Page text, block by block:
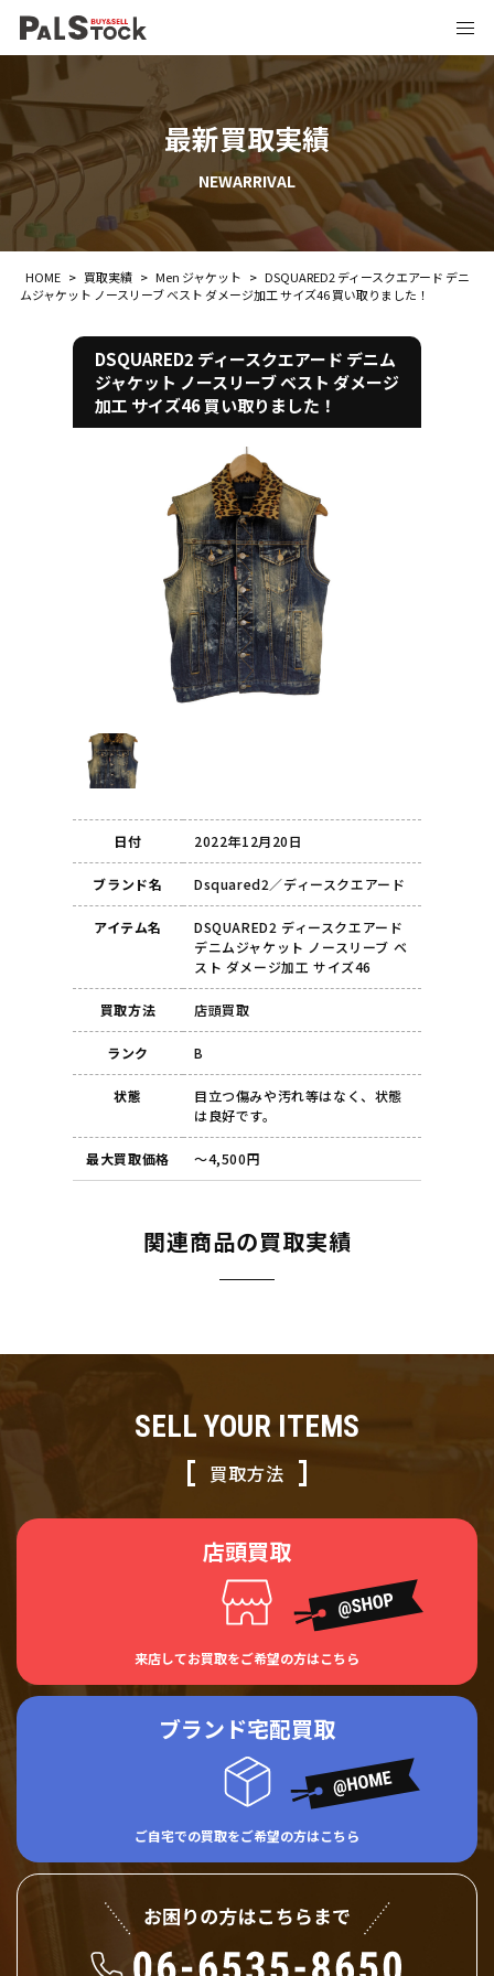
最新買取実績
NEWARRIVAL
HOME > 買取実績 > Men ジャケット > DSQUARED2 ディースクエアード デニ
ムジャケット ノースリーブ ベスト ダメージ加工 サイズ46 買い取りました！
DSQUARED2 ディースクエアード デニム
ジャケット ノースリーブ ベスト ダメージ
加工 サイズ46 買い取りました！
日付 2022年12月20日
ブランド名 Dsquared2／ディースクエアード
アイテム名
DSQUARED2 ディースクエアード
デニムジャケット ノースリーブ ベ
スト ダメージ加工 サイズ46
買取方法 店頭買取
ランク B
状態
目立つ傷みや汚れ等はなく、状態
は良好です。
最大買取価格 ～4,500円
関連商品の買取実績
SELL YOUR ITEMS
買取方法
店頭買取
来店してお買取をご希望の方はこちら
ブランド宅配買取
ご自宅での買取をご希望の方はこちら